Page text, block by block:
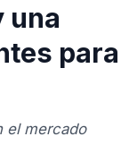
una
para
el mercado